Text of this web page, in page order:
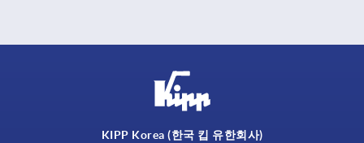
KIPP Korea (한국 킵 유한회사)